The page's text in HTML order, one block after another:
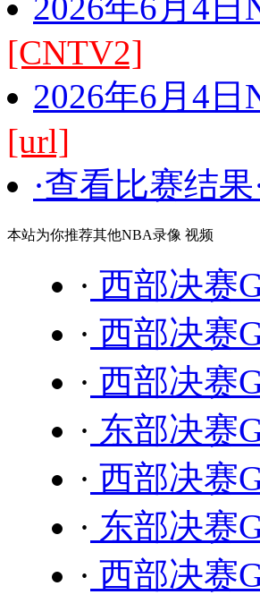
[CNTV2]
2026年6月4
[url]
·查看比赛结果
本站为你推荐其他NBA录像 视频
· 西部决赛
· 西部决赛
· 西部决赛
· 东部决赛
· 西部决赛
· 东部决赛
· 西部决赛